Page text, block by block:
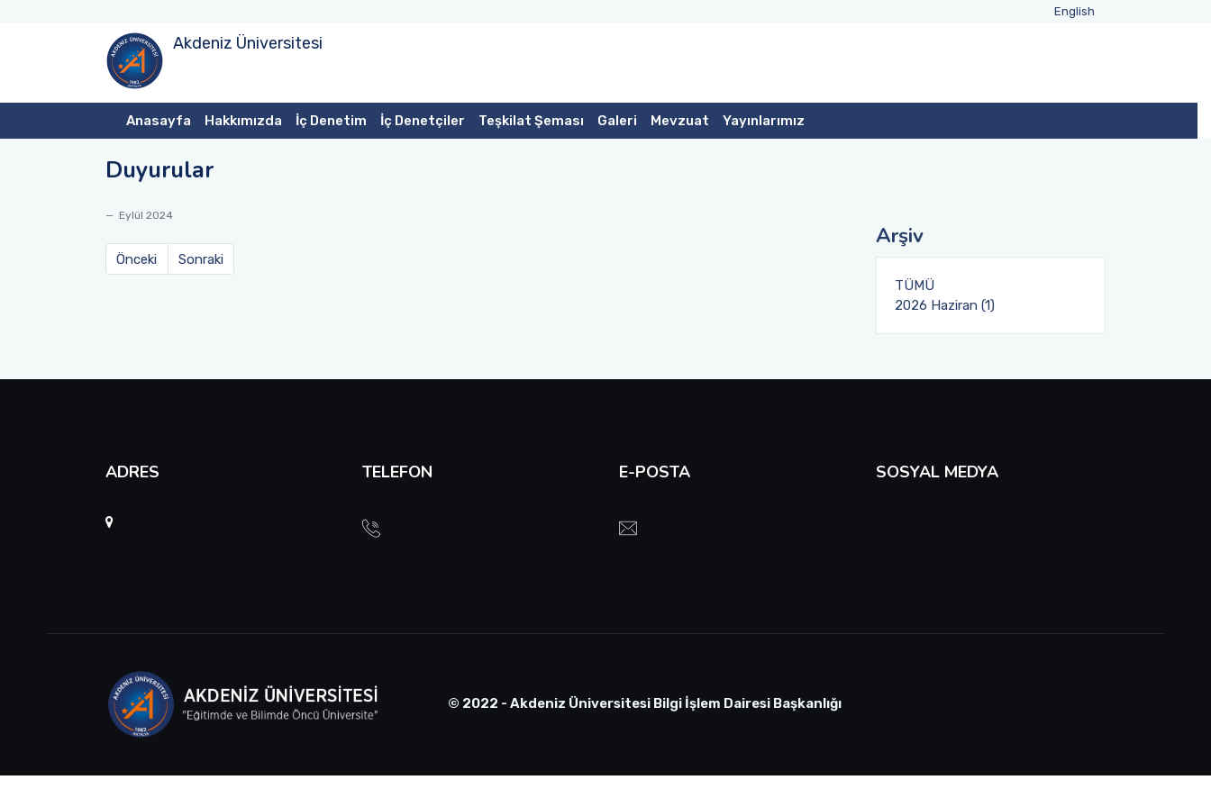
English
Akdeniz Üniversitesi
Anasayfa Hakkımızda İç Denetim İç Denetçiler Teşkilat Şeması Galeri Mevzuat Yayınlarımız
Duyurular
Eylül 2024
Önceki Sonraki
Arşiv
TÜMÜ
2026 Haziran (1)
ADRES TELEFON E-POSTA SOSYAL MEDYA
© 2022 - Akdeniz Üniversitesi Bilgi İşlem Dairesi Başkanlığı